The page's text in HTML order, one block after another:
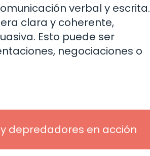
verbal y escrita.
clara y coherente,
Esto puede ser
negociaciones o
depredadores en acción